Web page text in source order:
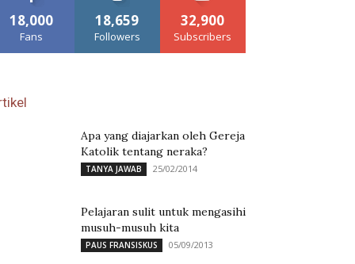
18,000
Fans
18,659
Followers
32,900
Subscribers
Apa yang diajarkan oleh Gereja
Katolik tentang neraka?
TANYA JAWAB 25/02/2014
Pelajaran sulit untuk mengasihi
musuh-musuh kita
PAUS FRANSISKUS 05/09/2013